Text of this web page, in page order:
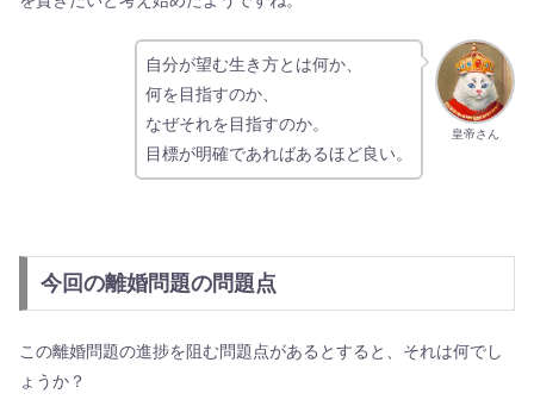
皇帝さん
自分が望む生き方とは何か、
何を目指すのか、
なぜそれを目指すのか。
目標が明確であればあるほど良い。
今回の離婚問題の問題点
この離婚問題の進捗を阻む問題点があるとすると、それは何でし
ょうか？